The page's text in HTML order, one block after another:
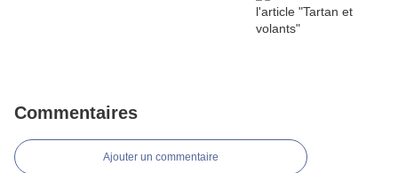
Commentaires
Ajouter un commentaire